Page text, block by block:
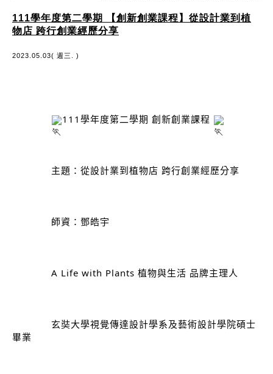
111學年度第二學期 【創新創業課程】從設計業到植
物店 跨行創業經歷分享
2023.05.03( 週三. )
111學年度第二學期 創新創業課程
		主題：從設計業到植物店 跨行創業經歷分享
		師資：鄧皓宇
		A Life with Plants 植物與生活 品牌主理人
畢業